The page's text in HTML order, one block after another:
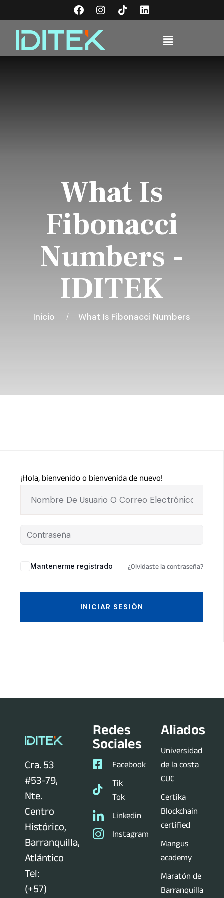
What Is
Fibonacci
Numbers -
IDITEK
Inicio What Is Fibonacci Numbers
¡Hola, bienvenido o bienvenida de nuevo!
Mantenerme registrado ¿Olvidaste la contraseña?
INICIAR SESIÓN
Cra. 53
#53-79,
Nte.
Centro
Histórico,
Barranquilla,
Atlántico
Tel:
(+57)
Redes
Sociales
Facebook
Tik
Tok
Linkedin
Instagram
Aliados
Universidad
de la costa
CUC
Certika
Blockchain
certified
Mangus
academy
Maratón de
Barranquilla